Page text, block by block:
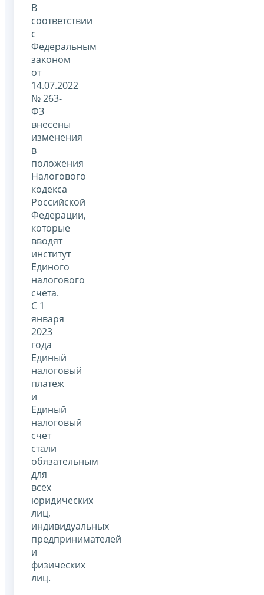
В
соответствии
с
Федеральным
законом
от
14.07.2022
№ 263-
ФЗ
внесены
изменения
в
положения
Налогового
кодекса
Российской
Федерации,
которые
вводят
институт
Единого
налогового
счета.
С 1
января
2023
года
Единый
налоговый
платеж
и
Единый
налоговый
счет
стали
обязательным
для
всех
юридических
лиц,
индивидуальных
предпринимателей
и
физических
лиц.